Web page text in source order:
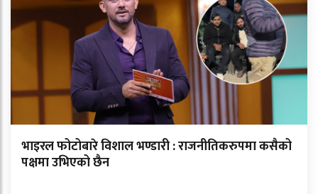
भाइरल फोटोबारे विशाल भण्डारी : राजनीतिकरुपमा कसैको
पक्षमा उभिएको छैन